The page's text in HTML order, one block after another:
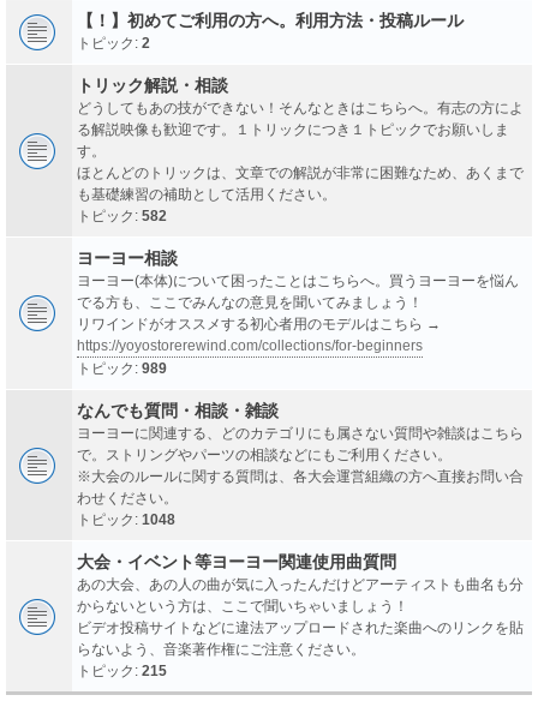
【！】初めてご利用の方へ。利用方法・投稿ルール
トピック: 2
トリック解説・相談
どうしてもあの技ができない！そんなときはこちらへ。有志の方によ
る解説映像も歓迎です。１トリックにつき１トピックでお願いしま
す。
ほとんどのトリックは、文章での解説が非常に困難なため、あくまで
も基礎練習の補助として活用ください。
トピック: 582
ヨーヨー相談
ヨーヨー(本体)について困ったことはこちらへ。買うヨーヨーを悩ん
でる方も、ここでみんなの意見を聞いてみましょう！
リワインドがオススメする初心者用のモデルはこちら →
https://yoyostorerewind.com/collections/for-beginners
トピック: 989
なんでも質問・相談・雑談
ヨーヨーに関連する、どのカテゴリにも属さない質問や雑談はこちら
で。ストリングやパーツの相談などにもご利用ください。
※大会のルールに関する質問は、各大会運営組織の方へ直接お問い合
わせください。
トピック: 1048
大会・イベント等ヨーヨー関連使用曲質問
あの大会、あの人の曲が気に入ったんだけどアーティストも曲名も分
からないという方は、ここで聞いちゃいましょう！
ビデオ投稿サイトなどに違法アップロードされた楽曲へのリンクを貼
らないよう、音楽著作権にご注意ください。
トピック: 215